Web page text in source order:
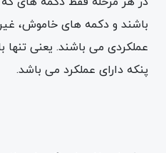
باشند و دکمه های خاموش،
عملکردی می باشند. یعنی
پنکه دارای عملکرد می باشد.